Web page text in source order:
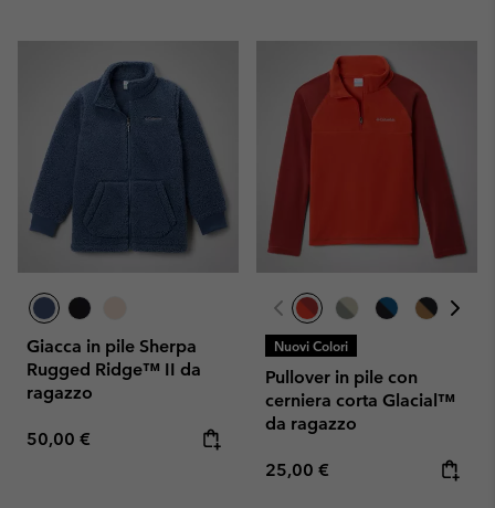
Giacca in pile Sherpa
Rugged Ridge™ II da
ragazzo
Regular price:
50,00 €
Nuovi Colori
Pullover in pile con
cerniera corta Glacial™
da ragazzo
Regular price:
25,00 €